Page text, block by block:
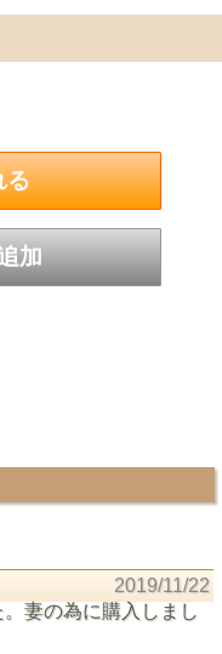
2019/11/22
妻の為に購入しまし